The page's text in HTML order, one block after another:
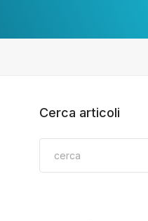
Cerca articoli